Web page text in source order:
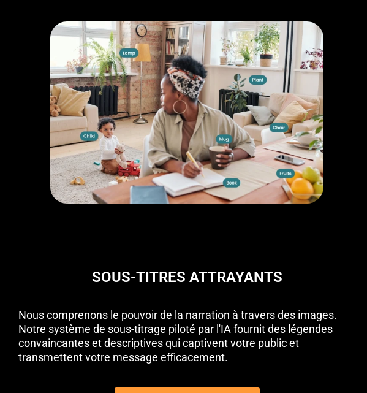
SOUS-TITRES ATTRAYANTS
Nous comprenons le pouvoir de la narration à travers des images.
Notre système de sous-titrage piloté par l'IA fournit des légendes
convaincantes et descriptives qui captivent votre public et
transmettent votre message efficacement.